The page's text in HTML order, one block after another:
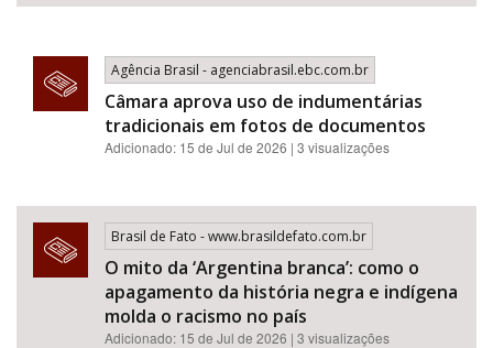
Agência Brasil - agenciabrasil.ebc.com.br
Câmara aprova uso de indumentárias
tradicionais em fotos de documentos
Adicionado: 15 de Jul de 2026 | 3 visualizações
Brasil de Fato - www.brasildefato.com.br
O mito da ‘Argentina branca’: como o
apagamento da história negra e indígena
molda o racismo no país
Adicionado: 15 de Jul de 2026 | 3 visualizações